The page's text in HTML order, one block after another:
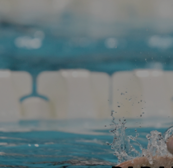
OVEP
Adatbank